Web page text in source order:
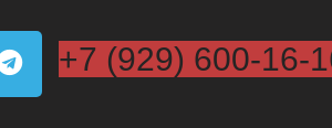
+7 (929) 600-16-